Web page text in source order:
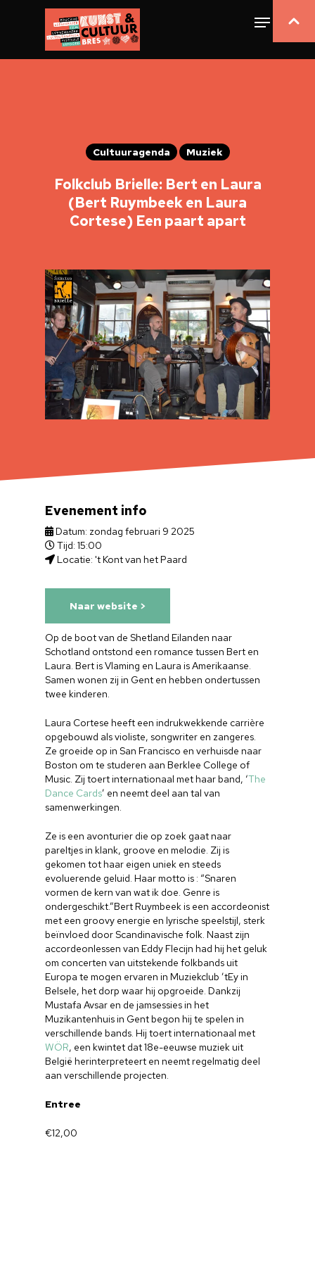
Cultuuragenda Muziek
Folkclub Brielle: Bert en Laura
(Bert Ruymbeek en Laura
Cortese) Een paart apart
Op de boot van de Shetland Eilanden naar
Schotland ontstond een romance tussen Bert en
Laura. Bert is Vlaming en Laura is Amerikaanse.
Samen wonen zij in Gent en hebben ondertussen
twee kinderen.
Laura Cortese heeft een indrukwekkende carrière
opgebouwd als violiste, songwriter en zangeres.
Ze groeide op in San Francisco en verhuisde naar
Boston om te studeren aan Berklee College of
Music. Zij toert internationaal met haar band, ‘The
Dance Cards’ en neemt deel aan tal van
samenwerkingen.
Ze is een avonturier die op zoek gaat naar
pareltjes in klank, groove en melodie. Zij is
gekomen tot haar eigen uniek en steeds
evoluerende geluid. Haar motto is : “Snaren
vormen de kern van wat ik doe. Genre is
ondergeschikt.”Bert Ruymbeek is een accordeonist
met een groovy energie en lyrische speelstijl, sterk
beïnvloed door Scandinavische folk. Naast zijn
accordeonlessen van Eddy Flecijn had hij het geluk
om concerten van uitstekende folkbands uit
Europa te mogen ervaren in Muziekclub ’tEy in
Belsele, het dorp waar hij opgroeide. Dankzij
Mustafa Avsar en de jamsessies in het
Muzikantenhuis in Gent begon hij te spelen in
verschillende bands. Hij toert internationaal met
WÖR, een kwintet dat 18e-eeuwse muziek uit
België herinterpreteert en neemt regelmatig deel
aan verschillende projecten.
Entree
€12,00
Evenement info
Datum: zondag februari 9 2025
Tijd: 15:00
Locatie: 't Kont van het Paard
Naar website >